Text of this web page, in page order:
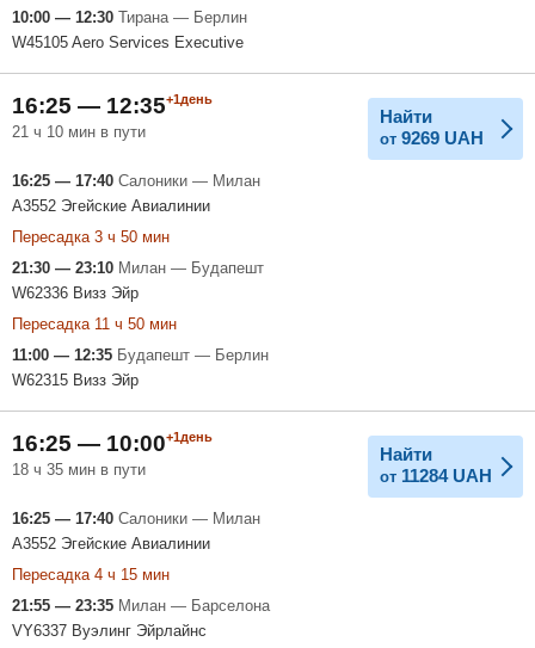
10:00 — 12:30 Тирана — Берлин
W45105 Aero Services Executive
16:25 — 12:35+1день
21 ч 10 мин в пути
Найти
от 9269 UAH
16:25 — 17:40 Салоники — Милан
A3552 Эгейские Авиалинии
Пересадка 3 ч 50 мин
21:30 — 23:10 Милан — Будапешт
W62336 Визз Эйр
Пересадка 11 ч 50 мин
11:00 — 12:35 Будапешт — Берлин
W62315 Визз Эйр
16:25 — 10:00+1день
18 ч 35 мин в пути
Найти
от 11284 UAH
16:25 — 17:40 Салоники — Милан
A3552 Эгейские Авиалинии
Пересадка 4 ч 15 мин
21:55 — 23:35 Милан — Барселона
VY6337 Вуэлинг Эйрлайнс